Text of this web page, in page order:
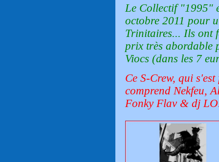
Le Collectif "1995"
octobre 2011 pour
Trinitaires... Ils ont
prix très abordable
Viocs (dans les 7
Ce S-Crew, qui
comprend Nekfeu,
Fonky Flav & dj